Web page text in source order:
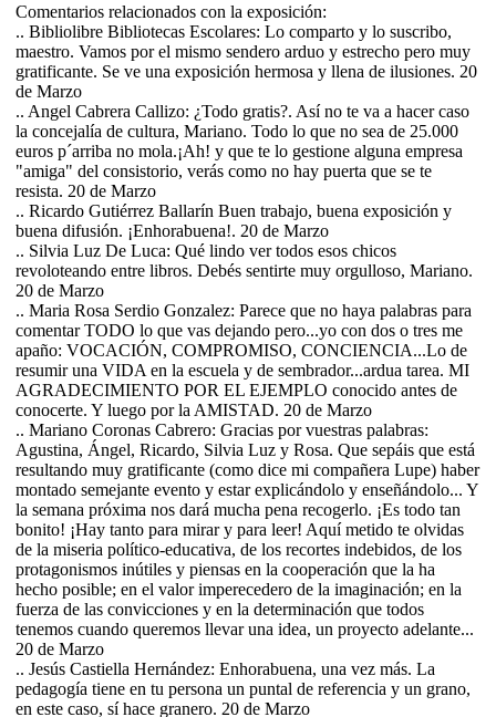
Comentarios relacionados con la exposición:
.. Bibliolibre Bibliotecas Escolares: Lo comparto y lo suscribo,
maestro. Vamos por el mismo sendero arduo y estrecho pero muy
gratificante. Se ve una exposición hermosa y llena de ilusiones. 20
de Marzo
.. Angel Cabrera Callizo: ¿Todo gratis?. Así no te va a hacer caso
la concejalía de cultura, Mariano. Todo lo que no sea de 25.000
euros p´arriba no mola.¡Ah! y que te lo gestione alguna empresa
"amiga" del consistorio, verás como no hay puerta que se te
resista. 20 de Marzo
.. Ricardo Gutiérrez Ballarín Buen trabajo, buena exposición y
buena difusión. ¡Enhorabuena!. 20 de Marzo
.. Silvia Luz De Luca: Qué lindo ver todos esos chicos
revoloteando entre libros. Debés sentirte muy orgulloso, Mariano.
20 de Marzo
.. Maria Rosa Serdio Gonzalez: Parece que no haya palabras para
comentar TODO lo que vas dejando pero...yo con dos o tres me
apaño: VOCACIÓN, COMPROMISO, CONCIENCIA...Lo de
resumir una VIDA en la escuela y de sembrador...ardua tarea. MI
AGRADECIMIENTO POR EL EJEMPLO conocido antes de
conocerte. Y luego por la AMISTAD. 20 de Marzo
.. Mariano Coronas Cabrero: Gracias por vuestras palabras:
Agustina, Ángel, Ricardo, Silvia Luz y Rosa. Que sepáis que está
resultando muy gratificante (como dice mi compañera Lupe) haber
montado semejante evento y estar explicándolo y enseñándolo... Y
la semana próxima nos dará mucha pena recogerlo. ¡Es todo tan
bonito! ¡Hay tanto para mirar y para leer! Aquí metido te olvidas
de la miseria político-educativa, de los recortes indebidos, de los
protagonismos inútiles y piensas en la cooperación que la ha
hecho posible; en el valor imperecedero de la imaginación; en la
fuerza de las convicciones y en la determinación que todos
tenemos cuando queremos llevar una idea, un proyecto adelante...
20 de Marzo
.. Jesús Castiella Hernández: Enhorabuena, una vez más. La
pedagogía tiene en tu persona un puntal de referencia y un grano,
en este caso, sí hace granero. 20 de Marzo